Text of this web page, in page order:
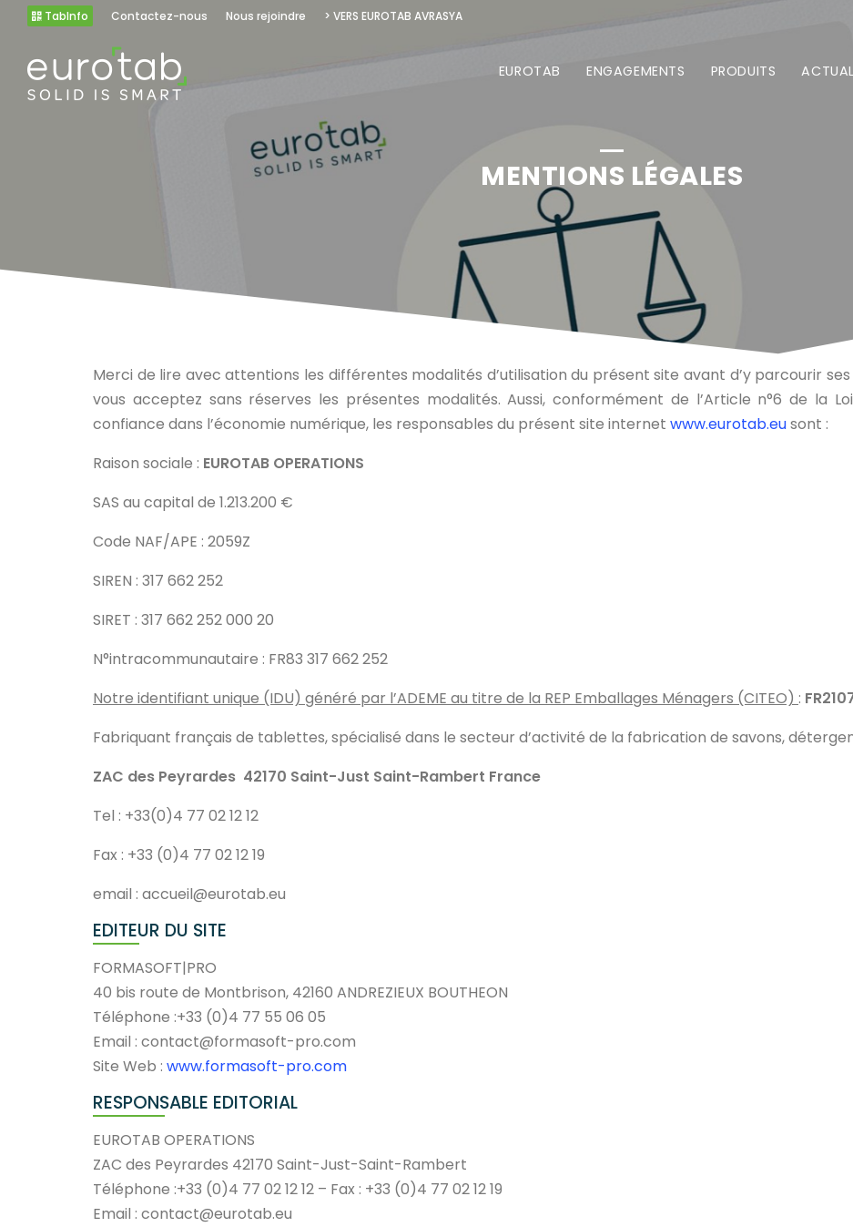
TabInfo Contactez-nous Nous rejoindre > VERS EUROTAB AVRASYA
EUROTAB ENGAGEMENTS PRODUITS
MENTIONS LÉGALES
Merci de lire avec attentions les différentes modalités d’utilisation du présent site avant d’y parcourir
vous acceptez sans réserves les présentes modalités. Aussi, conformément de l’Article n°6 de la
confiance dans l’économie numérique, les responsables du présent site internet www.eurotab.eusont :
Raison sociale : EUROTAB OPERATIONS
SAS au capital de 1.213.200 €
Code NAF/APE : 2059Z
SIREN : 317 662 252
SIRET : 317 662 252 000 20
N°intracommunautaire : FR83 317 662 252
Notre identifiant unique (IDU) généré par l’ADEME au titre de la REP Emballages Ménagers (CITEO) :
Fabriquant français de tablettes, spécialisé dans le secteur d’activité de la fabrication de savons,
ZAC des Peyrardes 42170 Saint-Just Saint-Rambert France
Tel : +33(0)4 77 02 12 12
Fax : +33 (0)4 77 02 12 19
email : accueil@eurotab.eu
EDITEUR DU SITE
FORMASOFT|PRO
40 bis route de Montbrison, 42160 ANDREZIEUX BOUTHEON
Téléphone :+33 (0)4 77 55 06 05
Email : contact@formasoft-pro.com
Site Web : www.formasoft-pro.com
RESPONSABLE EDITORIAL
EUROTAB OPERATIONS
ZAC des Peyrardes 42170 Saint-Just-Saint-Rambert
Téléphone :+33 (0)4 77 02 12 12 – Fax : +33 (0)4 77 02 12 19
Email : contact@eurotab.eu